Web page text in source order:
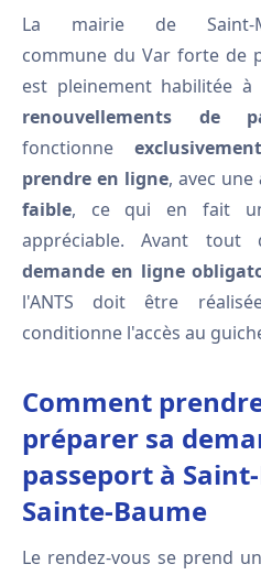
La mairie de Saint-
commune du Var forte de
est pleinement habilitée
renouvellements de
fonctionne
prendre en ligne, avec une
faible, ce qui en fait
appréciable. Avant tout
demande en ligne
l'ANTS doit être
conditionne l'accès au
Comment
préparer sa
passeport à
Sainte-Baume
Le rendez-vous se prend